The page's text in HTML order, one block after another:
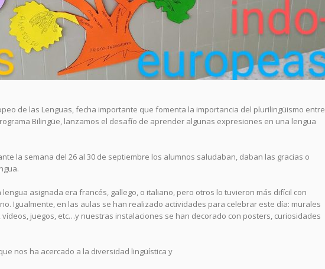
de las Lenguas, fecha importante que fomenta la importancia del plurilingüismo entre
Bilingüe, lanzamos el desafío de aprender algunas expresiones en una lengua
la semana del 26 al 30 de septiembre los alumnos saludaban, daban las gracias o
asignada era francés, gallego, o italiano, pero otros lo tuvieron más difícil con
Igualmente, en las aulas se han realizado actividades para celebrar este día: murales
vídeos, juegos, etc…y nuestras instalaciones se han decorado con posters, curiosidades
nos ha acercado a la diversidad lingüística y